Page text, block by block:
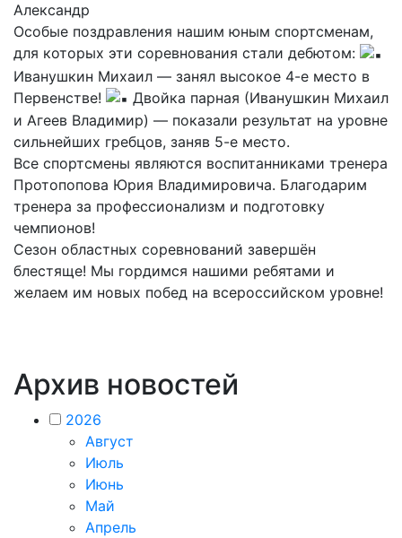
Александр
Особые поздравления нашим юным спортсменам,
для которых эти соревнования стали дебютом:
Иванушкин Михаил — занял высокое 4-е место в
Первенстве!
Двойка парная (Иванушкин Михаил
и Агеев Владимир) — показали результат на уровне
сильнейших гребцов, заняв 5-е место.
Все спортсмены являются воспитанниками тренера
Протопопова Юрия Владимировича. Благодарим
тренера за профессионализм и подготовку
чемпионов!
Сезон областных соревнований завершён
блестяще! Мы гордимся нашими ребятами и
желаем им новых побед на всероссийском уровне!
Архив новостей
2026
Август
Июль
Июнь
Май
Апрель